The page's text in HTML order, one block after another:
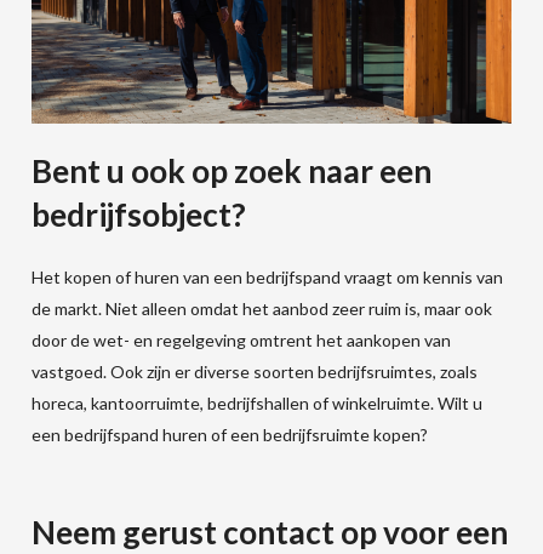
Bent u ook op zoek naar een
bedrijfsobject?
Het kopen of huren van een bedrijfspand vraagt om kennis van
de markt. Niet alleen omdat het aanbod zeer ruim is, maar ook
door de wet- en regelgeving omtrent het aankopen van
vastgoed. Ook zijn er diverse soorten bedrijfsruimtes, zoals
horeca, kantoorruimte, bedrijfshallen of winkelruimte. Wilt u
een bedrijfspand huren of een bedrijfsruimte kopen?
Neem gerust contact op voor een